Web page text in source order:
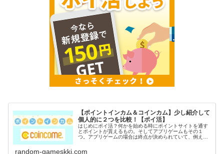
【ポイントインカム＆コインカム】少し紹介して
個人的に２つを比較！【ポイ活】
はじめにポイ活？何かを始める時にポイントサイトを通す
とポイントが貰えるもの。そしてアプリゲームもその１
つ。アプリゲームの場合は終点が決められていて、例えば
random-gameskki.com